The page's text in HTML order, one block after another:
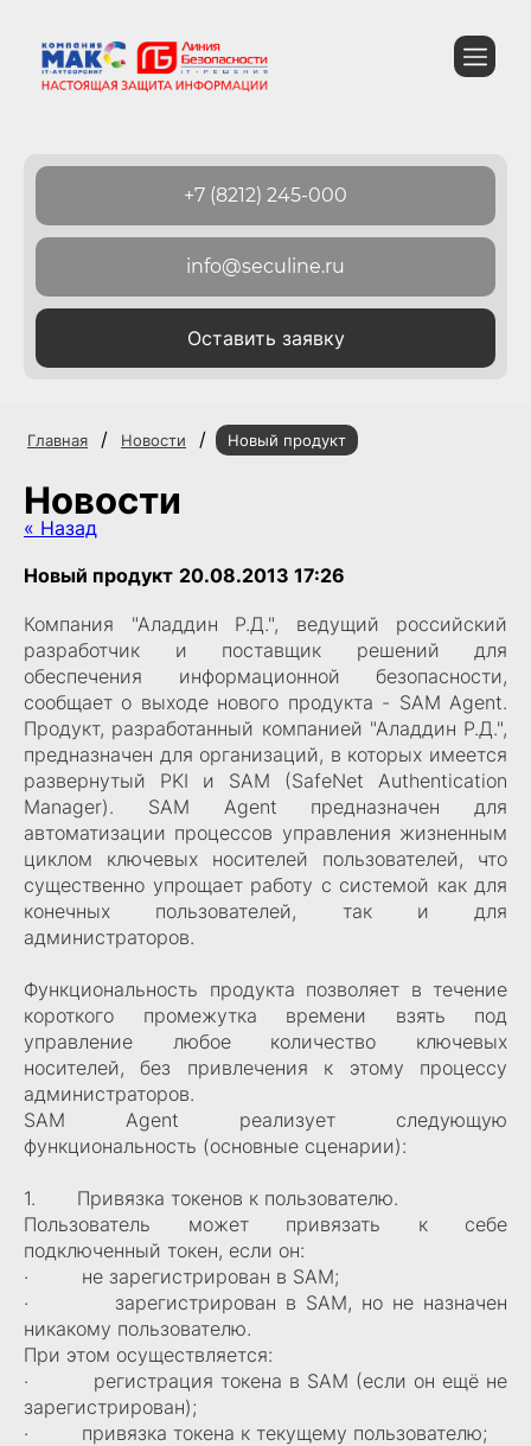
+7 (8212) 245-000
info@seculine.ru
Оставить заявку
Главная / Новости / Новый продукт
Новости
« Назад
Новый продукт 20.08.2013 17:26
Компания "Аладдин Р.Д.", ведущий российский
разработчик и поставщик решений для
обеспечения информационной безопасности,
сообщает о выходе нового продукта - SAM Agent.
Продукт, разработанный компанией "Аладдин Р.Д.",
предназначен для организаций, в которых имеется
развернутый PKI и SAM (SafeNet Authentication
Manager). SAM Agent предназначен для
автоматизации процессов управления жизненным
циклом ключевых носителей пользователей, что
существенно упрощает работу с системой как для
конечных пользователей, так и для
администраторов.
Функциональность продукта позволяет в течение
короткого промежутка времени взять под
управление любое количество ключевых
носителей, без привлечения к этому процессу
администраторов.
SAM Agent реализует следующую
функциональность (основные сценарии):
1. Привязка токенов к пользователю.
Пользователь может привязать к себе
подключенный токен, если он:
· не зарегистрирован в SAM;
· зарегистрирован в SAM, но не назначен
никакому пользователю.
При этом осуществляется:
· регистрация токена в SAM (если он ещё не
зарегистрирован);
· привязка токена к текущему пользователю;